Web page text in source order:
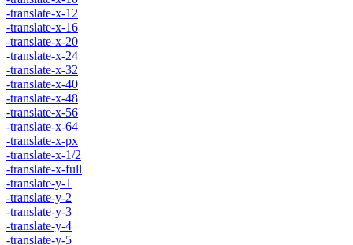
-translate-x-12
-translate-x-16
-translate-x-20
-translate-x-24
-translate-x-32
-translate-x-40
-translate-x-48
-translate-x-56
-translate-x-64
-translate-x-px
-translate-x-1/2
-translate-x-full
-translate-y-1
-translate-y-2
-translate-y-3
-translate-y-4
-translate-y-5